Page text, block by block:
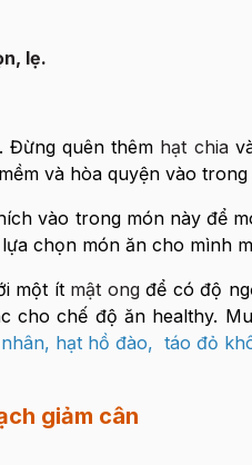
lẹ.
Đừng quên thêm hạt chia
và hòa quyện vào trong
vào trong món này để
chọn món ăn cho mình
một ítmật ongđể có độ
cho chế độ ăn healthy.
, hạt hồ đào, táo đỏ
giảm cân